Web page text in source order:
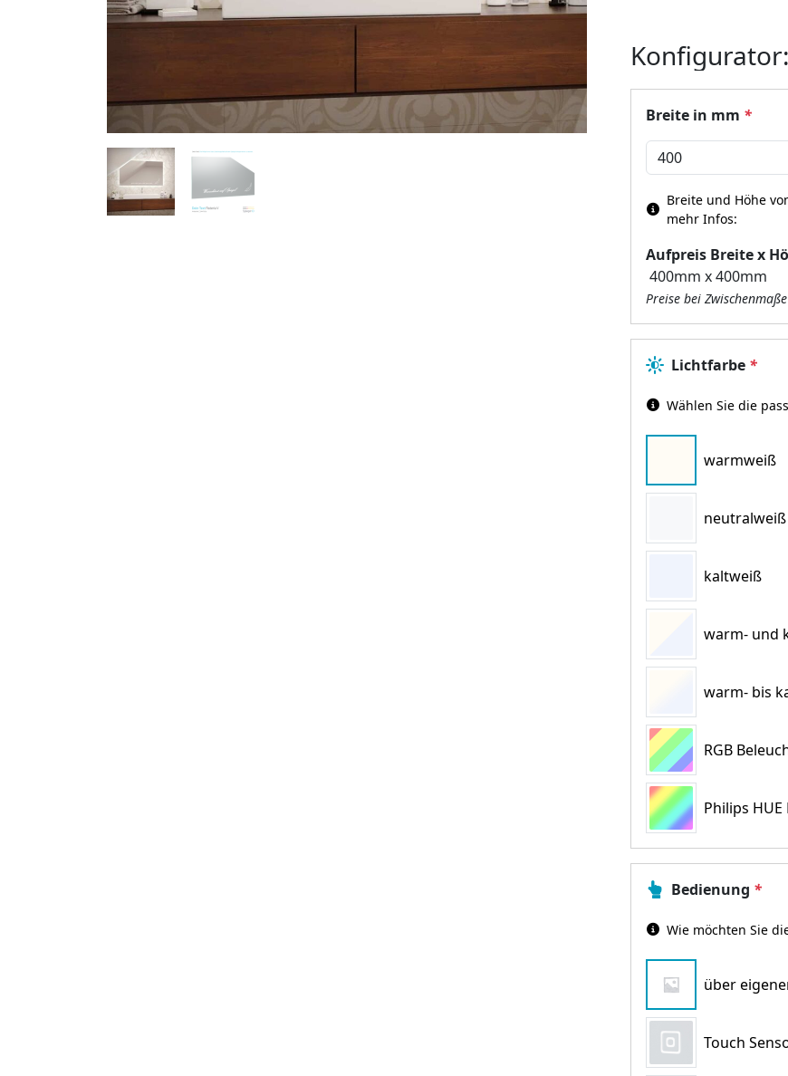
Konfigurator:
Breite in mm *
Aufpreis Breite x
Breite und Höhe
mehr Infos:
Preise bei
Lichtfarbe *
Wählen Sie die
warmweiß
neutralweiß
kaltweiß
warm- und
warm- bis
RGB
Philips
Bedienung *
Wie möchten Sie
über
Touch